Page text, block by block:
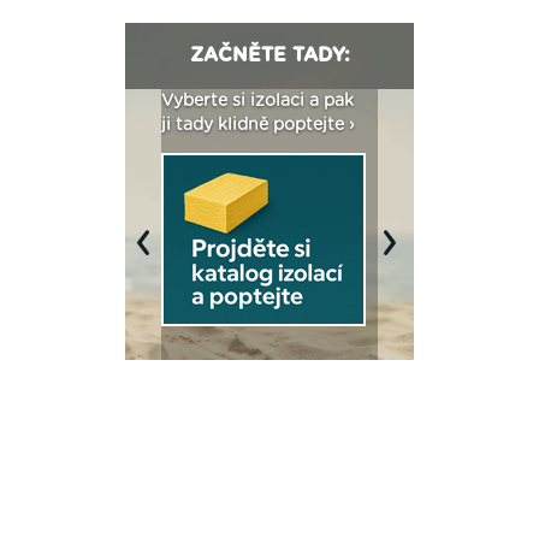
ZAČNĚTE TADY:
Vyberte si izolaci a pak
ji tady klidně poptejte ›
Previous Next